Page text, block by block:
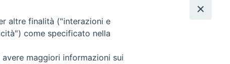
via Valmarana, 20 – 35133 Padova
altre finalità ("interazioni e
come specificato nella
maggiori informazioni sui